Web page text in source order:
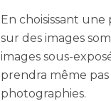
En choisissant
sur des images
images sous-
prendra même
photographies.